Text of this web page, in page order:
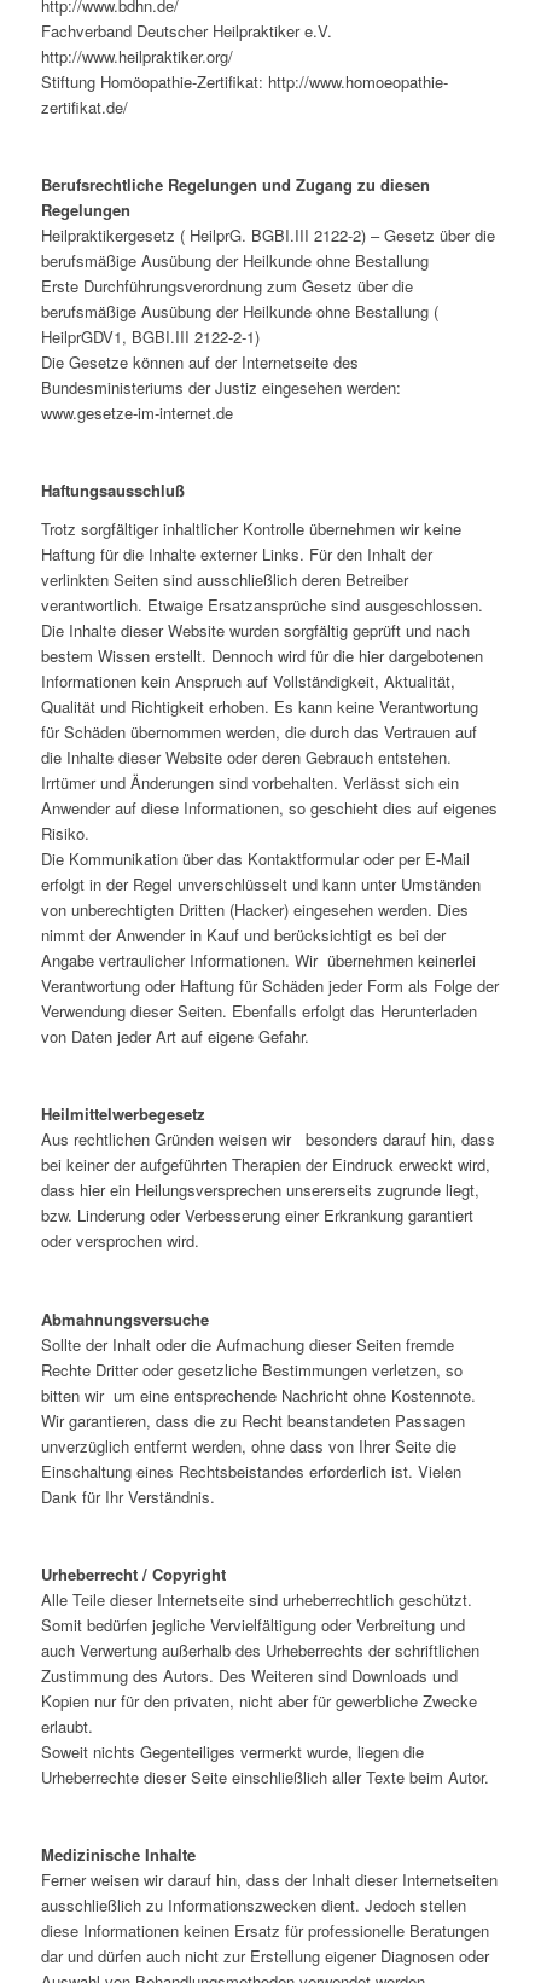
http://www.bdhn.de/
Fachverband Deutscher Heilpraktiker e.V.
http://www.heilpraktiker.org/
Stiftung Homöopathie-Zertifikat: http://www.homoeopathie-
zertifikat.de/
Berufsrechtliche Regelungen und Zugang zu diesen
Regelungen
Heilpraktikergesetz ( HeilprG. BGBI.III 2122-2) – Gesetz über die
berufsmäßige Ausübung der Heilkunde ohne Bestallung
Erste Durchführungsverordnung zum Gesetz über die
berufsmäßige Ausübung der Heilkunde ohne Bestallung (
HeilprGDV1, BGBI.III 2122-2-1)
Die Gesetze können auf der Internetseite des
Bundesministeriums der Justiz eingesehen werden:
www.gesetze-im-internet.de
Haftungsausschluß
Trotz sorgfältiger inhaltlicher Kontrolle übernehmen wir keine
Haftung für die Inhalte externer Links. Für den Inhalt der
verlinkten Seiten sind ausschließlich deren Betreiber
verantwortlich. Etwaige Ersatzansprüche sind ausgeschlossen.
Die Inhalte dieser Website wurden sorgfältig geprüft und nach
bestem Wissen erstellt. Dennoch wird für die hier dargebotenen
Informationen kein Anspruch auf Vollständigkeit, Aktualität,
Qualität und Richtigkeit erhoben. Es kann keine Verantwortung
für Schäden übernommen werden, die durch das Vertrauen auf
die Inhalte dieser Website oder deren Gebrauch entstehen.
Irrtümer und Änderungen sind vorbehalten. Verlässt sich ein
Anwender auf diese Informationen, so geschieht dies auf eigenes
Risiko.
Die Kommunikation über das Kontaktformular oder per E-Mail
erfolgt in der Regel unverschlüsselt und kann unter Umständen
von unberechtigten Dritten (Hacker) eingesehen werden. Dies
nimmt der Anwender in Kauf und berücksichtigt es bei der
Angabe vertraulicher Informationen. Wir übernehmen keinerlei
Verantwortung oder Haftung für Schäden jeder Form als Folge der
Verwendung dieser Seiten. Ebenfalls erfolgt das Herunterladen
von Daten jeder Art auf eigene Gefahr.
Heilmittelwerbegesetz
Aus rechtlichen Gründen weisen wir besonders darauf hin, dass
bei keiner der aufgeführten Therapien der Eindruck erweckt wird,
dass hier ein Heilungsversprechen unsererseits zugrunde liegt,
bzw. Linderung oder Verbesserung einer Erkrankung garantiert
oder versprochen wird.
Abmahnungsversuche
Sollte der Inhalt oder die Aufmachung dieser Seiten fremde
Rechte Dritter oder gesetzliche Bestimmungen verletzen, so
bitten wir um eine entsprechende Nachricht ohne Kostennote.
Wir garantieren, dass die zu Recht beanstandeten Passagen
unverzüglich entfernt werden, ohne dass von Ihrer Seite die
Einschaltung eines Rechtsbeistandes erforderlich ist. Vielen
Dank für Ihr Verständnis.
Urheberrecht / Copyright
Alle Teile dieser Internetseite sind urheberrechtlich geschützt.
Somit bedürfen jegliche Vervielfältigung oder Verbreitung und
auch Verwertung außerhalb des Urheberrechts der schriftlichen
Zustimmung des Autors. Des Weiteren sind Downloads und
Kopien nur für den privaten, nicht aber für gewerbliche Zwecke
erlaubt.
Soweit nichts Gegenteiliges vermerkt wurde, liegen die
Urheberrechte dieser Seite einschließlich aller Texte beim Autor.
Medizinische Inhalte
Ferner weisen wir darauf hin, dass der Inhalt dieser Internetseiten
ausschließlich zu Informationszwecken dient. Jedoch stellen
diese Informationen keinen Ersatz für professionelle Beratungen
dar und dürfen auch nicht zur Erstellung eigener Diagnosen oder